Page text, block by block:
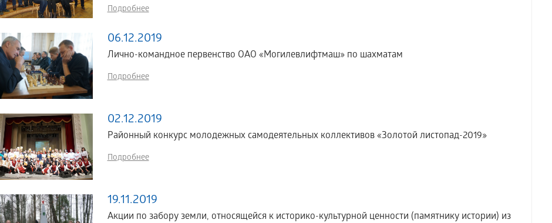
Подробнее
06.12.2019
Лично-командное первенство ОАО «Могилевлифтмаш» по шахматам
Подробнее
02.12.2019
Районный конкурс молодежных самодеятельных коллективов «Золотой листопад-2019»
Подробнее
19.11.2019
Акции по забору земли, относящейся к историко-культурной ценности (памятнику истории) из